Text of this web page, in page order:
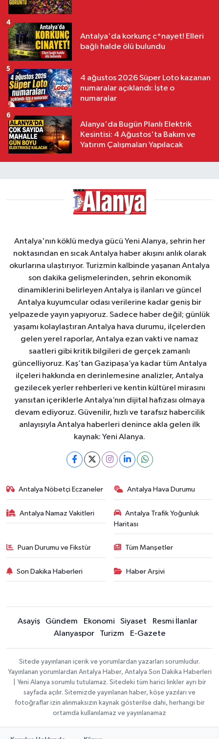
Antalya'da korkunç c*nayet! Elleri
bağlı halde ölü bulundu
4
4 ağustos 2026 Süper Loto kazanan
numaralar açıklandı: İşte o
numaralar
5
Alanya'da Bugün Planlı Elektrik
Kesintisi: 4 Ağustos'ta Bakım ve
Yatırım Çalışmaları Yapılacak
6
Antalya'nın köklü medya gücü Yeni Alanya, şehrin her
noktasından en sıcak Antalya haber akışını anlık olarak
okurlarına ulaştırıyor. Turizmin kalbinde yaşanan Antalya
son dakika gelişmelerinden, şehrin ekonomik
dinamiklerini belirleyen Antalya iş ilanları ve güncel
Antalya kuyumcular odası verilerine kadar geniş bir
yelpazede yayın yapıyoruz. Sadece haber değil; günlük
yaşamı kolaylaştıran Antalya hava durumu, ilçelerden
gelen yerel raporlar, Antalya ezan vakti ve namaz
saatleri gibi kritik bilgileri de gerçek zamanlı
güncelliyoruz. Kaş’tan Gazipaşa’ya kadar tüm Antalya
ilçeleri hakkında en derinlemesine analizler, Antalya
gezilecek yerler rehberleri ve kentin kültürel mirasını
yansıtan içeriklerle Antalya’nın dijital hafızası olmaya
devam ediyoruz. Güvenilir, hızlı ve tarafsız habercilik
anlayışıyla Antalya haberleri denince akla gelen ilk
kaynak: Yeni Alanya.
Antalya Nöbetçi Eczaneler Antalya Hava Durumu
Antalya Namaz Vakitleri
Antalya Trafik Yoğunluk
Haritası
Puan Durumu ve Fikstür Tüm Manşetler
Son Dakika Haberleri Haber Arşivi
Asayiş Gündem Ekonomi Siyaset
Resmi İlanlar
Alanyaspor
Turizm E-Gazete
Sitede yayınlanan içerik ve yorumlardan yazarları sorumludur.
Yayınlanan yorumlardan Antalya Haber, Antalya Son Dakika Haberleri
| Yeni Alanya sorumlu tutulamaz. Sitedeki tüm harici linkler ayrı bir
sayfada açılır. Sitemizde yayınlanan haber, köşe yazıları ve
fotoğraflar izin alınmaksızın kaynak gösterilse dahi, herhangi bir
ortamda kullanılamaz ve yayınlanamaz